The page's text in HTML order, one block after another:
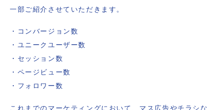
一部ご紹介させていただきます。
・コンバージョン数
・ユニークユーザー数
・セッション数
・ページビュー数
・フォロワー数
これまでのマーケティングにおいて、マス広告やチラシな